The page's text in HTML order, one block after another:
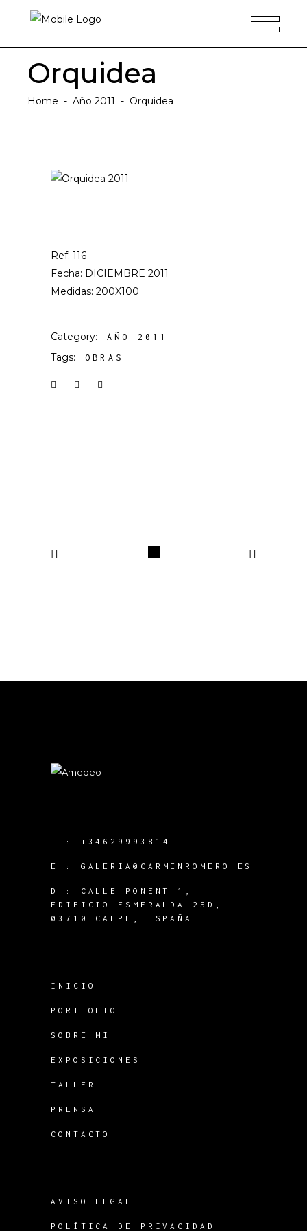
Orquidea
Home - Año 2011 - Orquidea
Ref: 116
Fecha: DICIEMBRE 2011
Medidas: 200X100
Category: AÑO 2011
Tags: OBRAS
T : +34629993814
E : GALERIA@CARMENROMERO.ES
D : CALLE PONENT 1,
EDIFICIO ESMERALDA 25D,
03710 CALPE, ESPAÑA
INICIO
PORTFOLIO
SOBRE MI
EXPOSICIONES
TALLER
PRENSA
CONTACTO
AVISO LEGAL
POLÍTICA DE PRIVACIDAD